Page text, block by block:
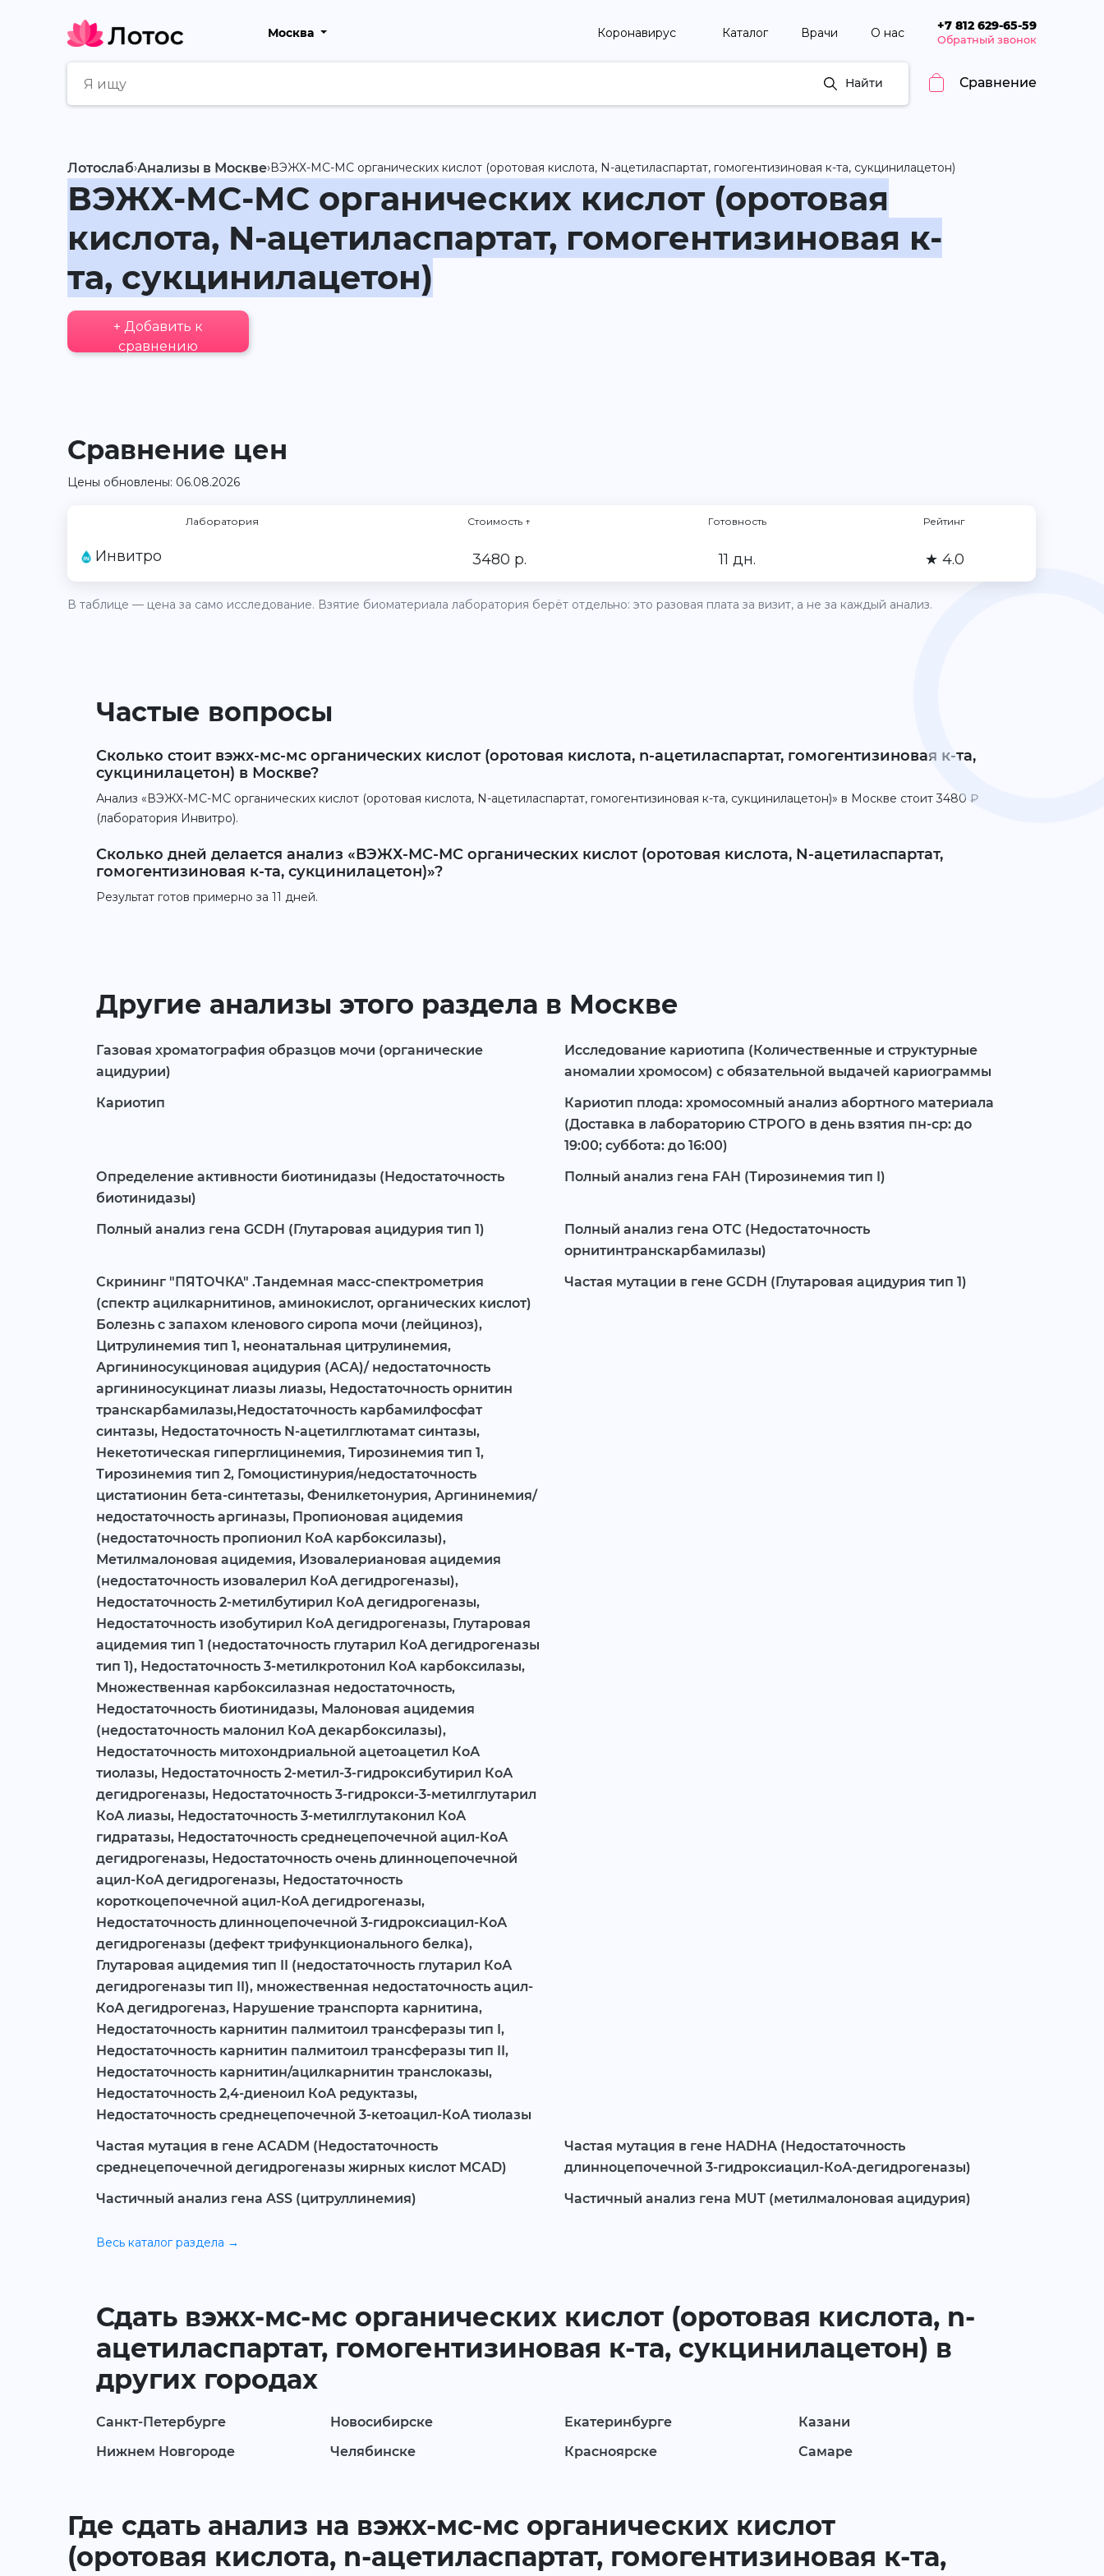
Москва Коронавирус Каталог Врачи О нас +7 812 629-65-59
Обратный звонок
Найти Сравнение
Лотослаб›Анализы в Москве›ВЭЖХ-МС-МС органических кислот (оротовая кислота, N-ацетиласпартат, гомогентизиновая к-та, сукцинилацетон)
ВЭЖХ-МС-МС органических кислот (оротовая
кислота, N-ацетиласпартат, гомогентизиновая к-
та, сукцинилацетон)
+ Добавить к
сравнению
Сравнение цен
Цены обновлены: 06.08.2026
Лаборатория Стоимость ↑ Готовность Рейтинг
Инвитро 3480 р. 11 дн. ★ 4.0
В таблице — цена за само исследование. Взятие биоматериала лаборатория берёт отдельно: это разовая плата за визит, а не за каждый анализ.
Частые вопросы
Сколько стоит вэжх-мс-мс органических кислот (оротовая кислота, n-ацетиласпартат, гомогентизиновая к-та,
сукцинилацетон) в Москве?
Анализ «ВЭЖХ-МС-МС органических кислот (оротовая кислота, N-ацетиласпартат, гомогентизиновая к-та, сукцинилацетон)» в Москве стоит 3480 ₽
(лаборатория Инвитро).
Сколько дней делается анализ «ВЭЖХ-МС-МС органических кислот (оротовая кислота, N-ацетиласпартат,
гомогентизиновая к-та, сукцинилацетон)»?
Результат готов примерно за 11 дней.
Другие анализы этого раздела в Москве
Газовая хроматография образцов мочи (органические
ацидурии)
Исследование кариотипа (Количественные и структурные
аномалии хромосом) с обязательной выдачей кариограммы
Кариотип
Кариотип плода: хромосомный анализ абортного материала
(Доставка в лабораторию СТРОГО в день взятия пн-ср: до
19:00; суббота: до 16:00)
Определение активности биотинидазы (Недостаточность
биотинидазы)
Полный анализ гена FAH (Тирозинемия тип I)
Полный анализ гена GCDH (Глутаровая ацидурия тип 1)
Полный анализ гена ОТС (Недостаточность
орнитинтранскарбамилазы)
Скрининг "ПЯТОЧКА" .Тандемная масс-спектрометрия
(спектр ацилкарнитинов, аминокислот, органических кислот)
Болезнь с запахом кленового сиропа мочи (лейциноз),
Цитрулинемия тип 1, неонатальная цитрулинемия,
Аргининосукциновая ацидурия (АСА)/ недостаточность
аргининосукцинат лиазы лиазы, Недостаточность орнитин
транскарбамилазы,Недостаточность карбамилфосфат
синтазы, Недостаточность N-ацетилглютамат синтазы,
Некетотическая гиперглицинемия, Тирозинемия тип 1,
Тирозинемия тип 2, Гомоцистинурия/недостаточность
цистатионин бета-синтетазы, Фенилкетонурия, Аргининемия/
недостаточность аргиназы, Пропионовая ацидемия
(недостаточность пропионил КоА карбоксилазы),
Метилмалоновая ацидемия, Изовалериановая ацидемия
(недостаточность изовалерил КоА дегидрогеназы),
Недостаточность 2-метилбутирил КоА дегидрогеназы,
Недостаточность изобутирил КоА дегидрогеназы, Глутаровая
ацидемия тип 1 (недостаточность глутарил КоА дегидрогеназы
тип 1), Недостаточность 3-метилкротонил КоА карбоксилазы,
Множественная карбоксилазная недостаточность,
Недостаточность биотинидазы, Малоновая ацидемия
(недостаточность малонил КоА декарбоксилазы),
Недостаточность митохондриальной ацетоацетил КоА
тиолазы, Недостаточность 2-метил-3-гидроксибутирил КоА
дегидрогеназы, Недостаточность 3-гидрокси-3-метилглутарил
КоА лиазы, Недостаточность 3-метилглутаконил КоА
гидратазы, Недостаточность среднецепочечной ацил-КоА
дегидрогеназы, Недостаточность очень длинноцепочечной
ацил-КоА дегидрогеназы, Недостаточность
короткоцепочечной ацил-КоА дегидрогеназы,
Недостаточность длинноцепочечной 3-гидроксиацил-КоА
дегидрогеназы (дефект трифункционального белка),
Глутаровая ацидемия тип II (недостаточность глутарил КоА
дегидрогеназы тип II), множественная недостаточность ацил-
КоА дегидрогеназ, Нарушение транспорта карнитина,
Недостаточность карнитин палмитоил трансферазы тип I,
Недостаточность карнитин палмитоил трансферазы тип II,
Недостаточность карнитин/ацилкарнитин транслоказы,
Недостаточность 2,4-диеноил КоА редуктазы,
Недостаточность среднецепочечной 3-кетоацил-КоА тиолазы
Частая мутации в гене GCDH (Глутаровая ацидурия тип 1)
Частая мутация в гене ACADM (Недостаточность
среднецепочечной дегидрогеназы жирных кислот MCAD)
Частая мутация в гене HADHA (Недостаточность
длинноцепочечной 3-гидроксиацил-КоА-дегидрогеназы)
Частичный анализ гена ASS (цитруллинемия)
Частичный анализ гена MUT (метилмалоновая ацидурия)
Весь каталог раздела →
Сдать вэжх-мс-мс органических кислот (оротовая кислота, n-
ацетиласпартат, гомогентизиновая к-та, сукцинилацетон) в
других городах
Санкт-Петербурге Новосибирске Екатеринбурге
Казани
Нижнем Новгороде
Челябинске Красноярске Самаре
Где сдать анализ на вэжх-мс-мс органических кислот
(оротовая кислота, n-ацетиласпартат, гомогентизиновая к-та,